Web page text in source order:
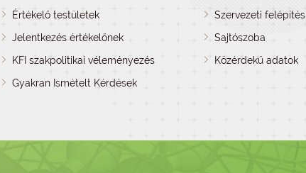
Értékelő testületek
Jelentkezés értékelőnek
KFI szakpolitikai véleményezés
Gyakran Ismételt Kérdések
Szervezeti felépítés
Sajtószoba
Közérdekű adatok